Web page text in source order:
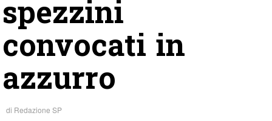
spezzini
convocati in
azzurro
di Redazione SP